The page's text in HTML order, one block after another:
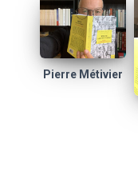
Pierre Métivier